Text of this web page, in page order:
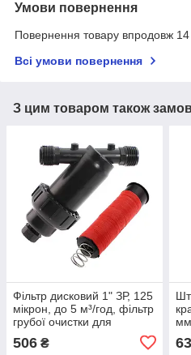
Умови повернення
Повернення товару впродовж 14
Всі умови повернення
З цим товаром також
Фільтр дисковий 1" ЗР, 125
мікрон, до 5 м³/год, фільтр
грубої очистки для
IRRITEC
506 ₴ 63